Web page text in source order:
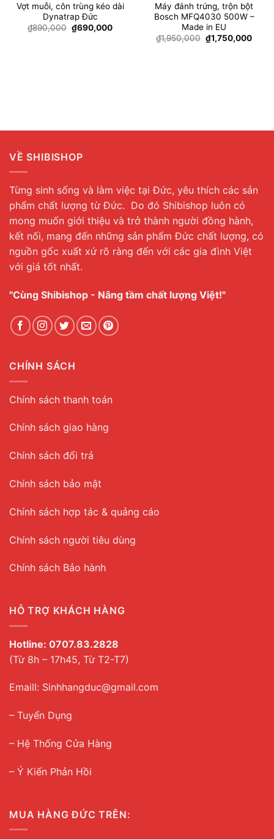
Vợt muỗi, côn trùng kéo dài
Dynatrap Đức
₫890,000 Giá
gốc
₫690,000Giá
Máy đánh trứng, trộn bột
Bosch MFQ4030 500W –
Made in EU
₫1,950,000 Giá
gốc
₫1,750,000Giá
VỀ SHIBISHOP
Từng sinh sống và làm việc tại Đức, yêu thích các sản
phẩm chất lượng từ Đức. Do đó Shibishop luôn có
mong muốn giới thiệu và trở thành người đồng hành,
kết nối, mang đến những sản phẩm Đức chất lượng, có
nguồn gốc xuất xứ rõ ràng đến với các gia đình Việt
với giá tốt nhất.
"Cùng Shibishop - Nâng tầm chất lượng Việt!"
CHÍNH SÁCH
Chính sách thanh toán
Chính sách giao hàng
Chính sách đổi trả
Chính sách bảo mật
Chính sách hợp tác & quảng cáo
Chính sách người tiêu dùng
Chính sách Bảo hành
HỖ TRỢ KHÁCH HÀNG
Hotline: 0707.83.2828
(Từ 8h – 17h45, Từ T2-T7)
Emaill: Sinhhangduc@gmail.com
– Tuyển Dụng
– Hệ Thống Cửa Hàng
– Ý Kiến Phản Hồi
MUA HÀNG ĐỨC TRÊN: